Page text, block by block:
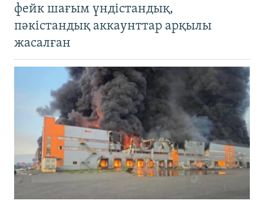
фейк шағым үндістандық,
пәкістандық аккаунттар арқылы
жасалған